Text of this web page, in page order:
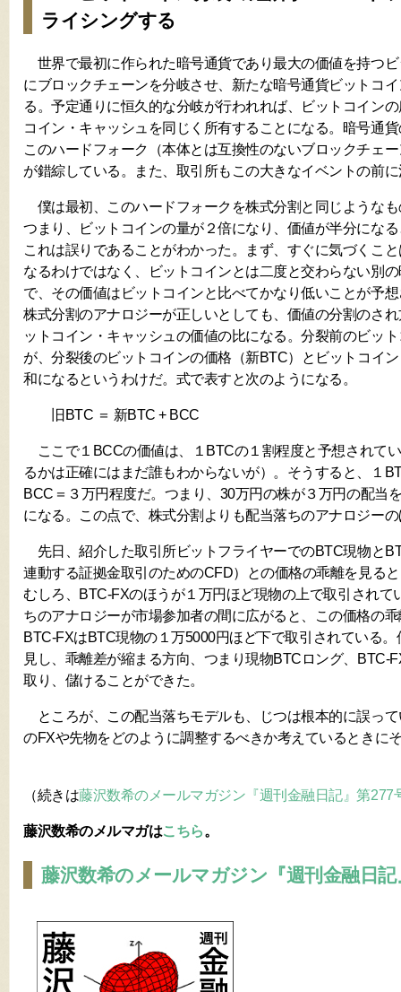
ライシングする
世界で最初に作られた暗号通貨であり最大の価値を持つ
にブロックチェーンを分岐させ、新たな暗号通貨ビットコ
る。予定通りに恒久的な分岐が行われれば、ビットコイン
コイン・キャッシュを同じく所有することになる。暗号通
このハードフォーク（本体とは互換性のないブロックチェ
が錯綜している。また、取引所もこの大きなイベントの前
僕は最初、このハードフォークを株式分割と同じような
つまり、ビットコインの量が２倍になり、価値が半分にな
これは誤りであることがわかった。まず、すぐに気づくこ
なるわけではなく、ビットコインとは二度と交わらない別
で、その価値はビットコインと比べてかなり低いことが予
株式分割のアナロジーが正しいとしても、価値の分割のさ
ットコイン・キャッシュの価値の比になる。分裂前のビッ
が、分裂後のビットコインの価格（新BTC）とビットコイ
和になるというわけだ。式で表すと次のようになる。
旧BTC ＝ 新BTC + BCC
ここで１BCCの価値は、１BTCの１割程度と予想されて
るかは正確にはまだ誰もわからないが）。そうすると、１
BCC＝３万円程度だ。つまり、30万円の株が３万円の配当
になる。この点で、株式分割よりも配当落ちのアナロジー
先日、紹介した取引所ビットフライヤーでのBTC現物と
連動する証拠金取引のためのCFD）との価格の乖離を見る
むしろ、BTC-FXのほうが１万円ほど現物の上で取引されて
ちのアナロジーが市場参加者の間に広がると、この価格の
BTC-FXはBTC現物の１万5000円ほど下で取引されている
見し、乖離差が縮まる方向、つまり現物BTCロング、BTC-
取り、儲けることができた。
ところが、この配当落ちモデルも、じつは根本的に誤っ
のFXや先物をどのように調整するべきか考えているときに
（続きは藤沢数希のメールマガジン『週刊金融日記』第277
藤沢数希のメルマガはこちら。
藤沢数希のメールマガジン『週刊金融日記